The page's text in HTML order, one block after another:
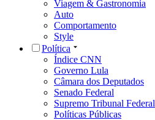
Viagem & Gastronomia
Auto
Comportamento
Style
Política
Índice CNN
Governo Lula
Câmara dos Deputados
Senado Federal
Supremo Tribunal Federal
Políticas Públicas